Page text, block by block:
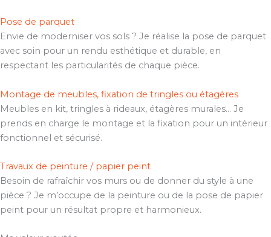
Pose de parquet
Envie de moderniser vos sols ? Je réalise la pose de parquet
avec soin pour un rendu esthétique et durable, en
respectant les particularités de chaque pièce.
Montage de meubles, fixation de tringles ou étagères
Meubles en kit, tringles à rideaux, étagères murales… Je
prends en charge le montage et la fixation pour un intérieur
fonctionnel et sécurisé.
Travaux de peinture / papier peint
Besoin de rafraîchir vos murs ou de donner du style à une
pièce ? Je m’occupe de la peinture ou de la pose de papier
peint pour un résultat propre et harmonieux.